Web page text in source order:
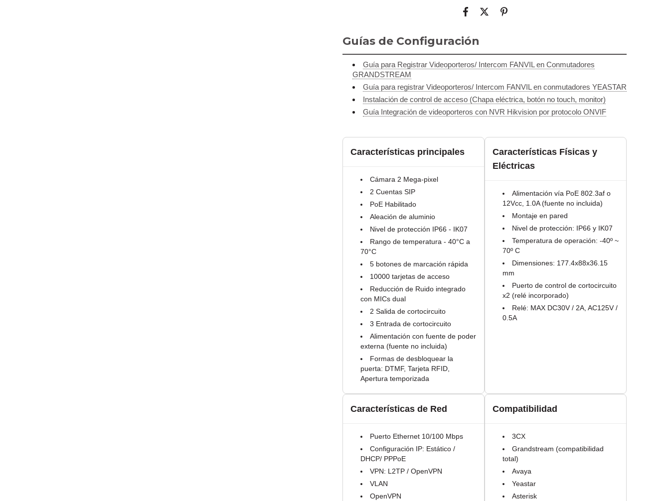
Guías de Configuración
Guía para Registrar Videoporteros/ Intercom FANVIL en Conmutadores
GRANDSTREAM
Guía para registrar Videoporteros/ Intercom FANVIL en conmutadores YEASTAR
Instalación de control de acceso (Chapa eléctrica, botón no touch, monitor)
Guía Integración de videoporteros con NVR Hikvision por protocolo ONVIF
Características principales
Cámara 2 Mega-pixel
2 Cuentas SIP
PoE Habilitado
Aleación de aluminio
Nivel de protección IP66 - IK07
Rango de temperatura - 40°C a
70°C
5 botones de marcación rápida
10000 tarjetas de acceso
Reducción de Ruido integrado
con MICs dual
2 Salida de cortocircuito
3 Entrada de cortocircuito
Alimentación con fuente de poder
externa (fuente no incluida)
Formas de desbloquear la
puerta: DTMF, Tarjeta RFID,
Apertura temporizada
Características Físicas y
Eléctricas
Alimentación vía PoE 802.3af o
12Vcc, 1.0A (fuente no incluida)
Montaje en pared
Nivel de protección: IP66 y IK07
Temperatura de operación: -40º ~
70º C
Dimensiones: 177.4x88x36.15
mm
Puerto de control de cortocircuito
x2 (relé incorporado)
Relé: MAX DC30V / 2A, AC125V /
0.5A
Características de Red
Puerto Ethernet 10/100 Mbps
Configuración IP: Estático /
DHCP/ PPPoE
VPN: L2TP / OpenVPN
VLAN
OpenVPN
Compatibilidad
3CX
Grandstream (compatibilidad
total)
Avaya
Yeastar
Asterisk